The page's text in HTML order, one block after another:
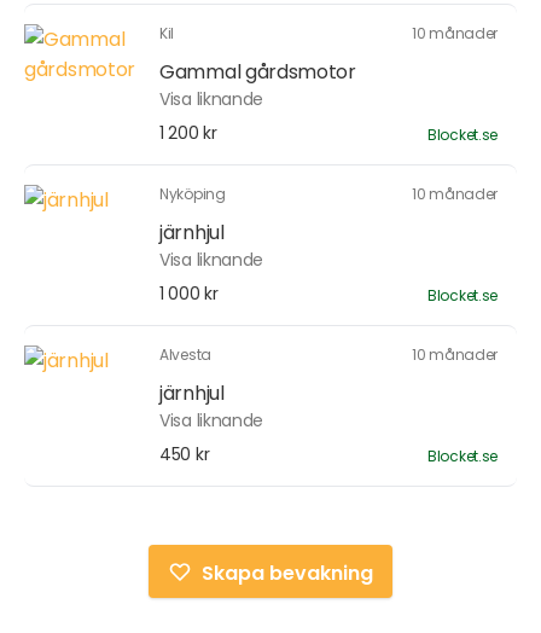
Kil 10 månader
Gammal gårdsmotor
Visa liknande
1 200 kr
Blocket.se
Nyköping 10 månader
järnhjul
Visa liknande
1 000 kr
Blocket.se
Alvesta 10 månader
järnhjul
Visa liknande
450 kr
Blocket.se
Skapa bevakning